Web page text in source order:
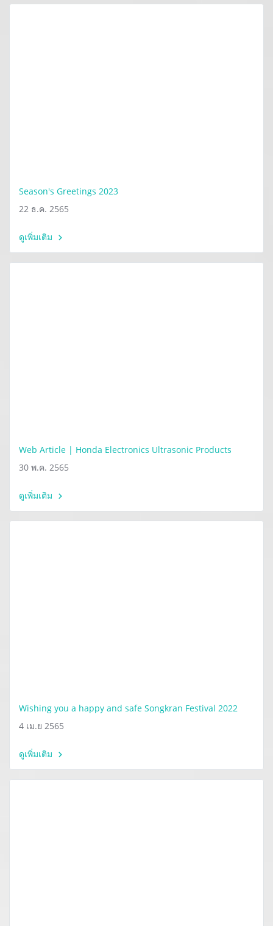
Season's Greetings 2023
22 ธ.ค. 2565
ดูเพิ่มเติม
Web Article | Honda Electronics Ultrasonic Products
30 พ.ค. 2565
ดูเพิ่มเติม
Wishing you a happy and safe Songkran Festival 2022
4 เม.ย 2565
ดูเพิ่มเติม